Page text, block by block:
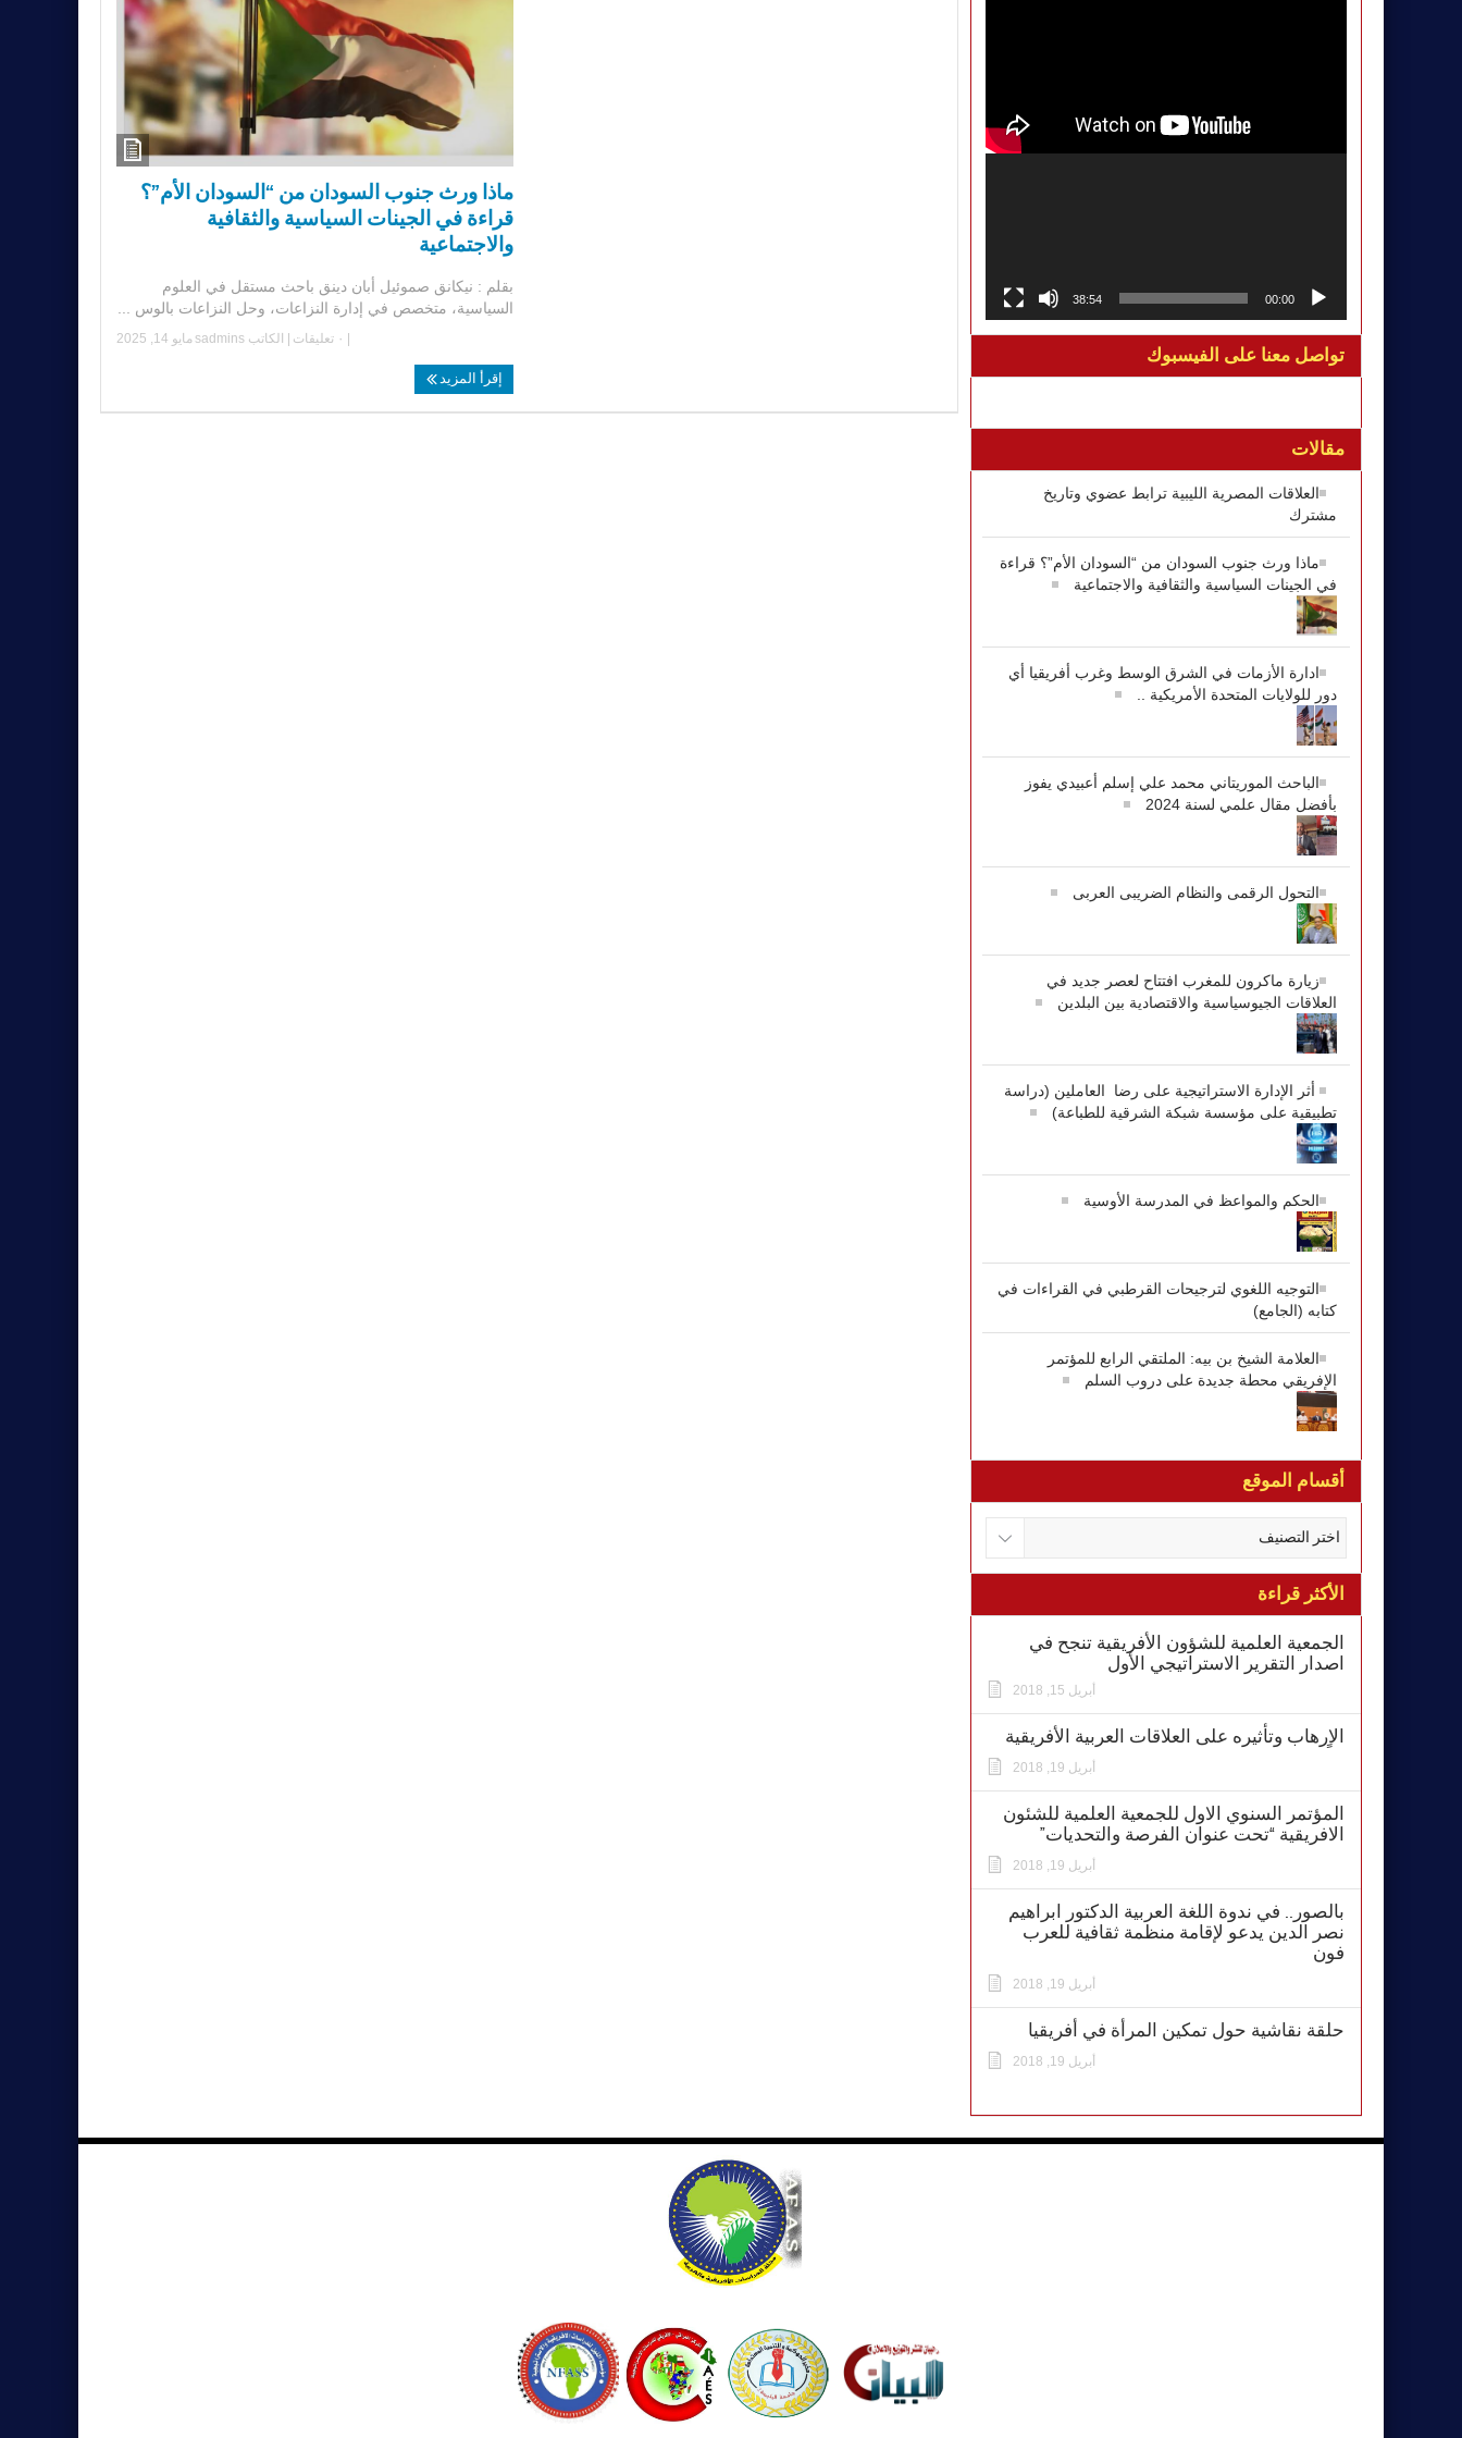
ماذا ورث جنوب السودان من “السودان الأم”؟
قراءة في الجينات السياسية والثقافية
والاجتماعية
بقلم : نيكانق صموئيل أبان دينق باحث مستقل في العلوم
السياسية، متخصص في إدارة النزاعات، وحل النزاعات بالوس ...
مايو 14, 2025 | الكاتب sadmins |
إقرأ المزيد
00:00
38:54
تواصل معنا على الفيسبوك
مقالات
العلاقات المصرية الليبية ترابط عضوي وتاريخ
مشترك
ماذا ورث جنوب السودان من “السودان الأم”؟ قراءة
في الجينات السياسية والثقافية والاجتماعية
ادارة الأزمات في الشرق الوسط وغرب أفريقيا أي
دور للولايات المتحدة الأمريكية ..
الباحث الموريتاني محمد علي إسلم أعبيدي يفوز
بأفضل مقال علمي لسنة 2024
التحول الرقمى والنظام الضريبى العربى
زيارة ماكرون للمغرب افتتاح لعصر جديد في
العلاقات الجيوسياسية والاقتصادية بين البلدين
أثر الإدارة الاستراتيجية على رضا العاملين (دراسة
تطبيقية على مؤسسة شبكة الشرقية للطباعة)
الحكم والمواعظ في المدرسة الأوسية
التوجيه اللغوي لترجيحات القرطبي في القراءات في
كتابه (الجامع)
العلامة الشيخ بن بيه: الملتقي الرابع للمؤتمر
الإفريقي محطة جديدة على دروب السلم
أقسام الموقع
الأكثر قراءة
الجمعية العلمية للشؤون الأفريقية تنجح في
اصدار التقرير الاستراتيجي الأول
أبريل 15, 2018
الاٍرهاب وتأثيره على العلاقات العربية الأفريقية
أبريل 19, 2018
المؤتمر السنوي الاول للجمعية العلمية للشئون
الافريقية “تحت عنوان الفرصة والتحديات”
أبريل 19, 2018
بالصور.. في ندوة اللغة العربية الدكتور ابراهيم
نصر الدين يدعو لإقامة منظمة ثقافية للعرب
فون
أبريل 19, 2018
حلقة نقاشية حول تمكين المرأة في أفريقيا
أبريل 19, 2018